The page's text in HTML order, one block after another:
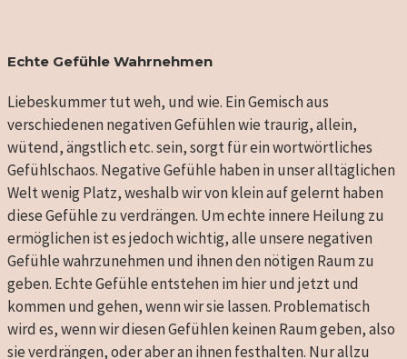
Echte Gefühle Wahrnehmen
Liebeskummer tut weh, und wie. Ein Gemisch aus
verschiedenen negativen Gefühlen wie traurig, allein,
wütend, ängstlich etc. sein, sorgt für ein wortwörtliches
Gefühlschaos. Negative Gefühle haben in unser alltäglichen
Welt wenig Platz, weshalb wir von klein auf gelernt haben
diese Gefühle zu verdrängen. Um echte innere Heilung zu
ermöglichen ist es jedoch wichtig, alle unsere negativen
Gefühle wahrzunehmen und ihnen den nötigen Raum zu
geben. Echte Gefühle entstehen im hier und jetzt und
kommen und gehen, wenn wir sie lassen. Problematisch
wird es, wenn wir diesen Gefühlen keinen Raum geben, also
sie verdrängen, oder aber an ihnen festhalten. Nur allzu